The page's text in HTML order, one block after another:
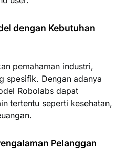
dengan Kebutuhan
pemahaman industri,
spesifik. Dengan adanya
Robolabs dapat
tertentu seperti kesehatan,
Pelanggan